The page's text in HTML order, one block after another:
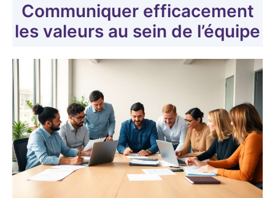
Communiquer efficacement
les valeurs au sein de l’équipe